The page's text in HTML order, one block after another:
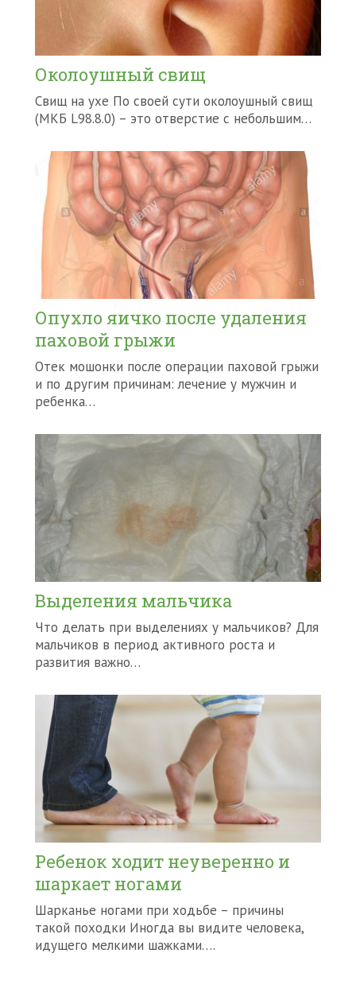
Околоушный свищ
Свищ на ухе По своей сути околоушный свищ
(МКБ L98.8.0) – это отверстие с небольшим…
Опухло яичко после удаления
паховой грыжи
Отек мошонки после операции паховой грыжи
и по другим причинам: лечение у мужчин и
ребенка…
Выделения мальчика
Что делать при выделениях у мальчиков? Для
мальчиков в период активного роста и
развития важно…
Ребенок ходит неуверенно и
шаркает ногами
Шарканье ногами при ходьбе – причины
такой походки Иногда вы видите человека,
идущего мелкими шажками….